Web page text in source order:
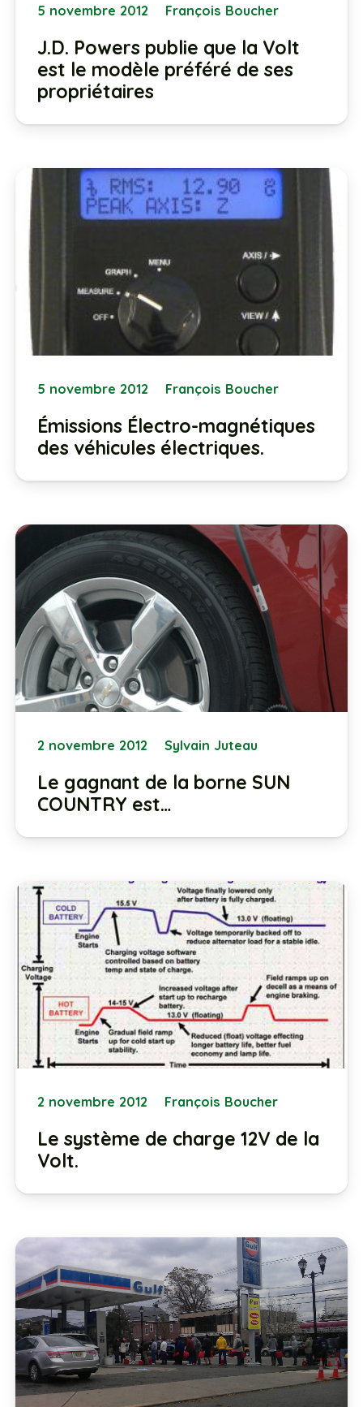
5 novembre 2012 François Boucher
J.D. Powers publie que la Volt
est le modèle préféré de ses
propriétaires
5 novembre 2012 François Boucher
Émissions Électro-magnétiques
des véhicules électriques.
2 novembre 2012 Sylvain Juteau
Le gagnant de la borne SUN
COUNTRY est…
2 novembre 2012 François Boucher
Le système de charge 12V de la
Volt.